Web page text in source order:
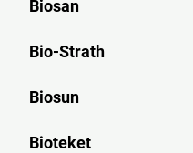
Biosan
Bio-Strath
Biosun
Bioteket